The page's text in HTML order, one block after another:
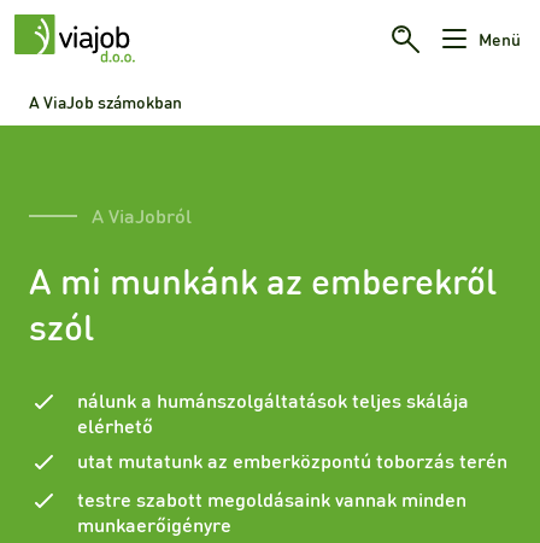
Menü
A ViaJob számokban
A ViaJobról
A mi munkánk az emberekről
szól
nálunk a humánszolgáltatások teljes skálája
elérhető
utat mutatunk az emberközpontú toborzás terén
testre szabott megoldásaink vannak minden
munkaerőigényre